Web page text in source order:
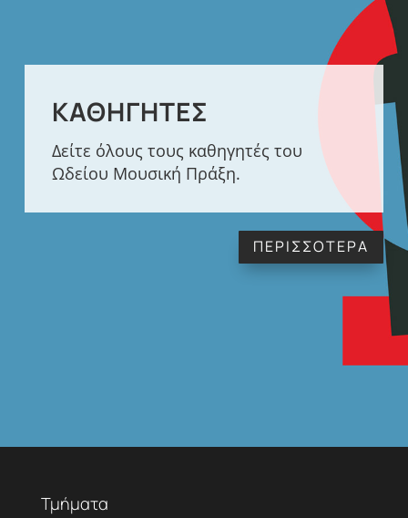
ΚΑΘΗΓΗΤΈΣ
Δείτε όλους τους καθηγητές του
Ωδείου Μουσική Πράξη.
ΠΕΡΙΣΣΟΤΕΡΑ
Τμήματα